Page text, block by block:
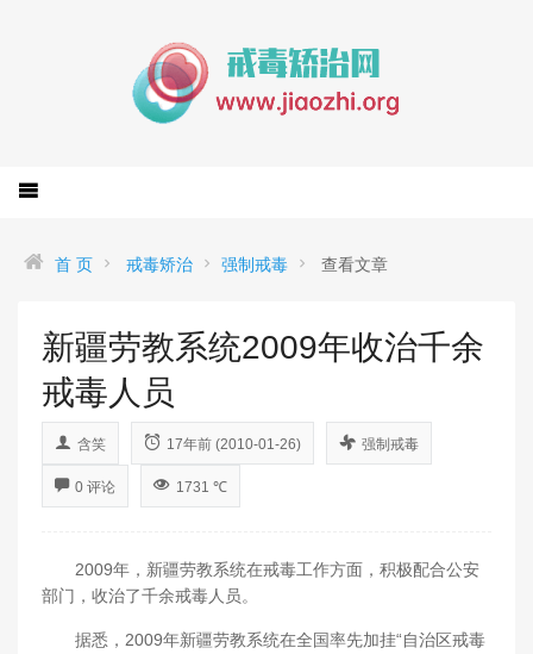
首 页 戒毒矫治 强制戒毒 查看文章
新疆劳教系统2009年收治千余
戒毒人员
含笑 17年前 (2010-01-26) 强制戒毒
0 评论 1731 ℃
2009年，新疆劳教系统在戒毒工作方面，积极配合公安
部门，收治了千余戒毒人员。
据悉，2009年新疆劳教系统在全国率先加挂“自治区戒毒